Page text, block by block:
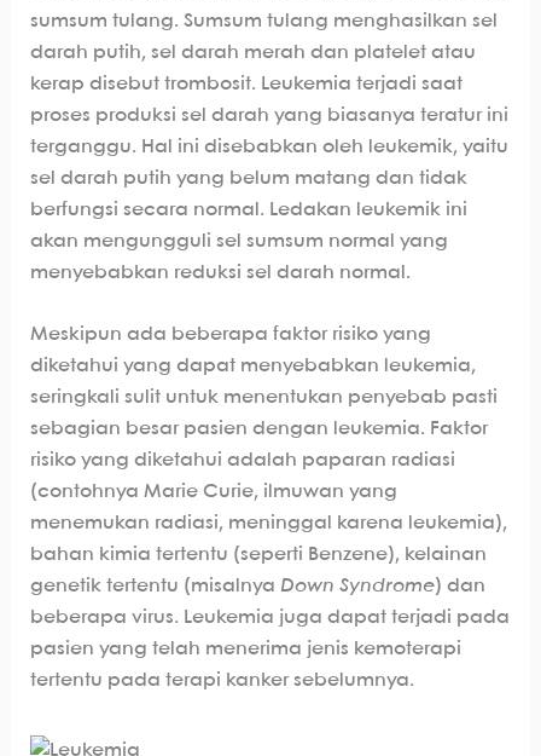
sumsum tulang. Sumsum tulang menghasilkan sel
darah putih, sel darah merah dan platelet atau
kerap disebut trombosit. Leukemia terjadi saat
proses produksi sel darah yang biasanya teratur ini
terganggu. Hal ini disebabkan oleh leukemik, yaitu
sel darah putih yang belum matang dan tidak
berfungsi secara normal. Ledakan leukemik ini
akan mengungguli sel sumsum normal yang
menyebabkan reduksi sel darah normal.
Meskipun ada beberapa faktor risiko yang
diketahui yang dapat menyebabkan leukemia,
seringkali sulit untuk menentukan penyebab pasti
sebagian besar pasien dengan leukemia. Faktor
risiko yang diketahui adalah paparan radiasi
(contohnya Marie Curie, ilmuwan yang
menemukan radiasi, meninggal karena leukemia),
bahan kimia tertentu (seperti Benzene), kelainan
genetik tertentu (misalnya Down Syndrome) dan
beberapa virus. Leukemia juga dapat terjadi pada
pasien yang telah menerima jenis kemoterapi
tertentu pada terapi kanker sebelumnya.